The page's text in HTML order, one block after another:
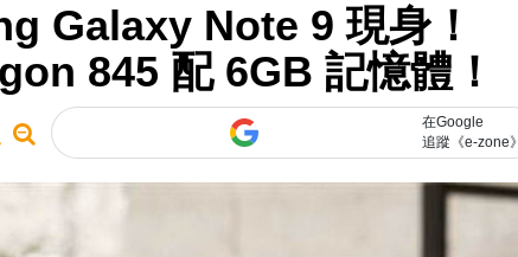
Galaxy Note 9 現身！
845 配 6GB 記憶體！
在Google
追蹤《e-zone》